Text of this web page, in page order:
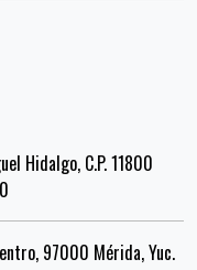
Hidalgo, C.P. 11800
97000 Mérida, Yuc.